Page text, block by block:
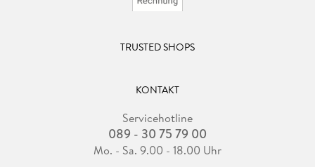
TRUSTED SHOPS
KONTAKT
Servicehotline
089 - 30 75 79 00
Mo. - Sa. 9.00 - 18.00 Uhr